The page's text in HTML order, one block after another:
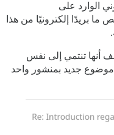
الوارد على
بريدًا إلكترونيًا من هذا
أنها تنتمي إلى نفس
موضوع جديد بمنشور واحد